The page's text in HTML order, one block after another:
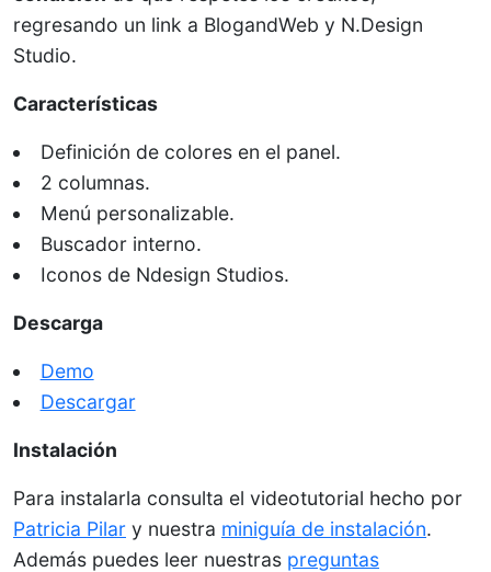
regresando un link a BlogandWeb y N.Design
Studio.
Características
Definición de colores en el panel.
2 columnas.
Menú personalizable.
Buscador interno.
Iconos de Ndesign Studios.
Descarga
Demo
Descargar
Instalación
Para instalarla consulta el videotutorial hecho por
Patricia Pilar y nuestra miniguía de instalación.
Además puedes leer nuestras preguntas